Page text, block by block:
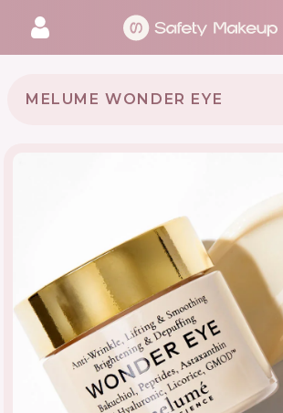
MELUME WONDER EYE